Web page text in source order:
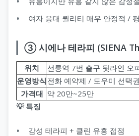
여자 응대 퀄리티 매우 안정적 /
③ 시에나 테라피 (SIENA
위치
선릉역 7번 출구 뒷라인 오
운영방식전화 예약제 / 도우미 선택
가격대 약 20만~25만
💡 특징
감성 테라피 + 클린 유흥 접점